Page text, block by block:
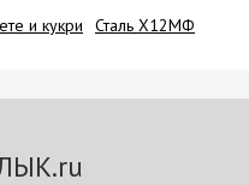
и кукри Сталь Х12МФ